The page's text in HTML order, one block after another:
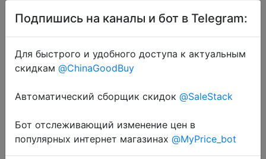
$1.45
Coins
Перейти в магазин
Подпишись на каналы и бот в Telegram:
Для быстрого и удобного доступа к актуальным
скидкам @ChinaGoodBuy
Автоматический сборщик скидок @SaleStack
Бот отслеживающий изменение цен в
популярных интернет магазинах @MyPrice_bot